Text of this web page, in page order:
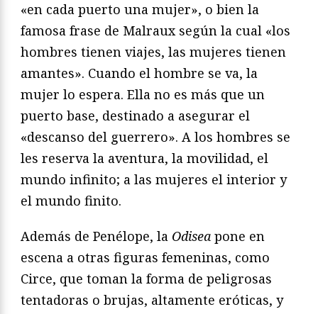
«en cada puerto una mujer», o bien la
famosa frase de Malraux según la cual «los
hombres tienen viajes, las mujeres tienen
amantes». Cuando el hombre se va, la
mujer lo espera. Ella no es más que un
puerto base, destinado a asegurar el
«descanso del guerrero». A los hombres se
les reserva la aventura, la movilidad, el
mundo infinito; a las mujeres el interior y
el mundo finito.
Además de Penélope, la Odisea pone en
escena a otras figuras femeninas, como
Circe, que toman la forma de peligrosas
tentadoras o brujas, altamente eróticas, y